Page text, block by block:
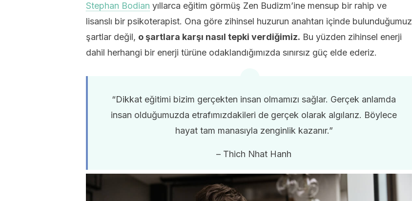
Stephan Bodian yıllarca eğitim görmüş Zen Budizm’ine mensup bir rahip ve
lisanslı bir psikoterapist. Ona göre zihinsel huzurun anahtarı içinde bulunduğumuz
şartlar değil, o şartlara karşı nasıl tepki verdiğimiz. Bu yüzden zihinsel enerji
dahil herhangi bir enerji türüne odaklandığımızda sınırsız güç elde ederiz.
“Dikkat eğitimi bizim gerçekten insan olmamızı sağlar. Gerçek anlamda
insan olduğumuzda etrafımızdakileri de gerçek olarak algılarız. Böylece
hayat tam manasıyla zenginlik kazanır.”
– Thich Nhat Hanh